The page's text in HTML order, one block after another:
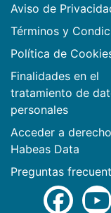
Aviso de
Términos y
Política de
Finalidades en el
tratamiento de
personales
Acceder a
Habeas Data
Preguntas